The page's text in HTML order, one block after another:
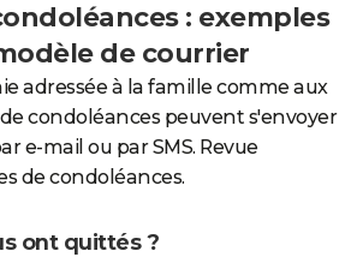
: exemples
de courrier
adressée à la famille comme aux
condoléances peuvent s'envoyer
e-mail ou par SMS. Revue
de condoléances.
ont quittés ?